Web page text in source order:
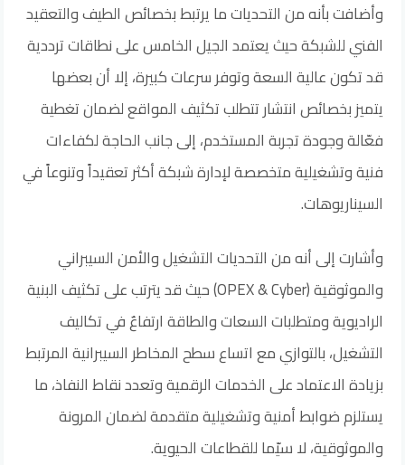
وأضافت بأنه من التحديات ما يرتبط بخصائص الطيف والتعقيد
الفني للشبكة حيث يعتمد الجيل الخامس على نطاقات ترددية
قد تكون عالية السعة وتوفر سرعات كبيرة، إلا أن بعضها
يتميز بخصائص انتشار تتطلب تكثيف المواقع لضمان تغطية
فعّالة وجودة تجربة المستخدم، إلى جانب الحاجة لكفاءات
فنية وتشغيلية متخصصة لإدارة شبكة أكثر تعقيداً وتنوعاً في
السيناريوهات.
وأشارت إلى أنه من التحديات التشغيل والأمن السيبراني
والموثوقية (OPEX & Cyber) حيث قد يترتب على تكثيف البنية
الراديوية ومتطلبات السعات والطاقة ارتفاعٌ في تكاليف
التشغيل، بالتوازي مع اتساع سطح المخاطر السيبرانية المرتبط
بزيادة الاعتماد على الخدمات الرقمية وتعدد نقاط النفاذ، ما
يستلزم ضوابط أمنية وتشغيلية متقدمة لضمان المرونة
والموثوقية، لا سيّما للقطاعات الحيوية.